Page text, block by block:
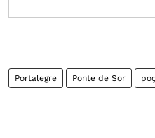
Portalegre Ponte de Sor